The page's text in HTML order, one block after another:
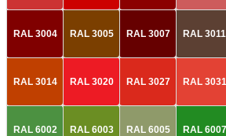
RAL 3004 RAL 3005 RAL 3007 RAL 3011
RAL 3014 RAL 3020 RAL 3027 RAL 3031
RAL 6002 RAL 6003 RAL 6005 RAL 6007